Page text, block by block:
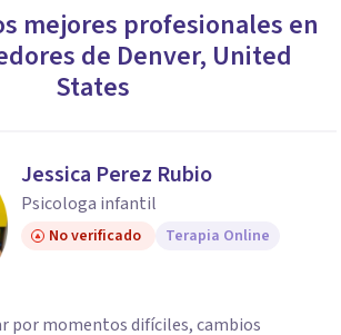
mejores profesionales en
de Denver, United
States
Jessica Perez Rubio
Psicologa infantil
No verificado Terapia Online
por momentos difíciles, cambios